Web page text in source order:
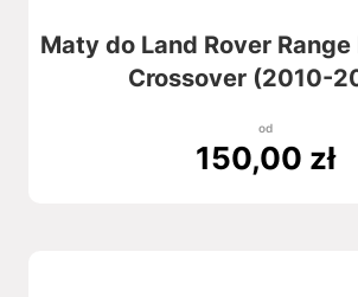
Maty do Land Rover
Crossover (2010-
od
150,00 zł